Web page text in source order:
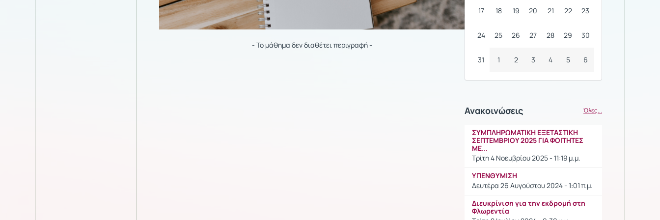
- Το μάθημα δεν διαθέτει περιγραφή -
17 18 19 20 21 22 23
24 25 26 27 28 29 30
31 1 2 3 4 5 6
Ανακοινώσεις Όλες...
ΣΥΜΠΛΗΡΩΜΑΤΙΚΗ ΕΞΕΤΑΣΤΙΚΗ
ΣΕΠΤΕΜΒΡΙΟΥ 2025 ΓΙΑ ΦΟΙΤΗΤΕΣ
ΜΕ...
Τρίτη 4 Νοεμβρίου 2025 - 11:19 μ.μ.
ΥΠΕΝΘΥΜΙΣΗ
Δευτέρα 26 Αυγούστου 2024 - 1:01 π.μ.
Διευκρίνιση για την εκδρομή στη
Φλωρεντία